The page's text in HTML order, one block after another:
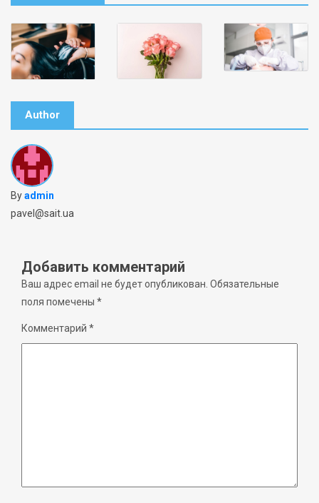
Author
Byadmin
pavel@sait.ua
Добавить комментарий
Ваш адрес email не будет опубликован. Обязательные
поля помечены *
Комментарий *